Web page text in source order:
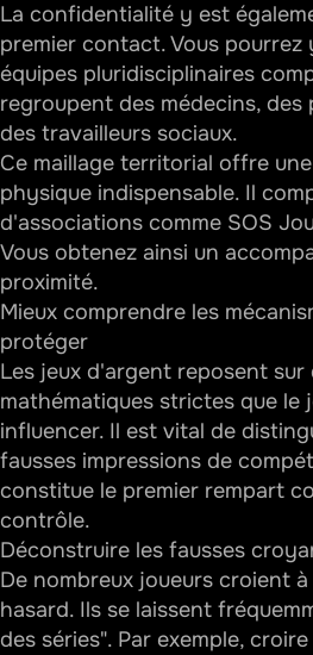
La confidentialité y est
premier contact. Vous
équipes pluridisciplinaires
regroupent des médecins,
des travailleurs sociaux.
Ce maillage territorial offre
physique indispensable. Il
d'associations comme SOS
Vous obtenez ainsi un
proximité.
Mieux comprendre les
protéger
Les jeux d'argent reposent sur
mathématiques strictes que le
influencer. Il est vital de
fausses impressions de
constitue le premier rempart
contrôle.
Déconstruire les fausses
De nombreux joueurs croient
hasard. Ils se laissent
des séries". Par exemple,